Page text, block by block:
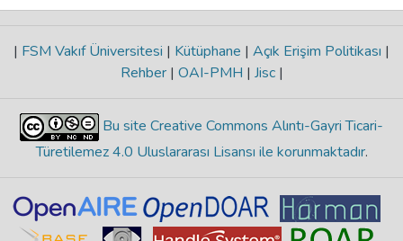
| FSM Vakıf Üniversitesi | Kütüphane | Açık Erişim Politikası |
Rehber | OAI-PMH | Jisc |
Bu site Creative Commons Alıntı-Gayri Ticari-
Türetilemez 4.0 Uluslararası Lisansı ile korunmaktadır.